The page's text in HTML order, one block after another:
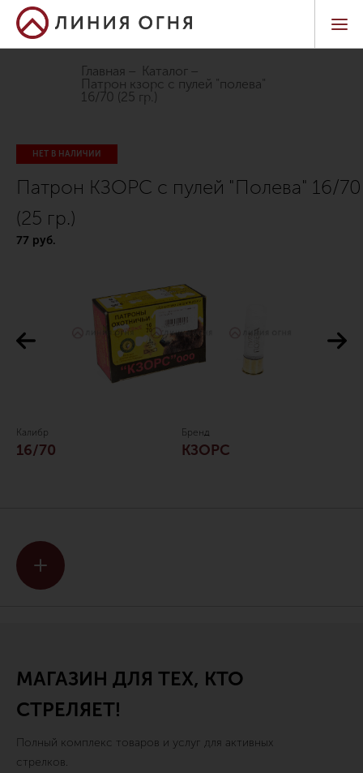
Главная
Каталог
патрон кзорс с пулей "полева"
16/70 (25 гр.)
НЕТ В НАЛИЧИИ
Патрон КЗОРС с пулей "Полева" 16/70
(25 гр.)
77 руб.
Калибр
16/70
Бренд
КЗОРС
МАГАЗИН ДЛЯ ТЕХ, КТО
СТРЕЛЯЕТ!
Полный комплекс товаров и услуг для активных
стрелков.